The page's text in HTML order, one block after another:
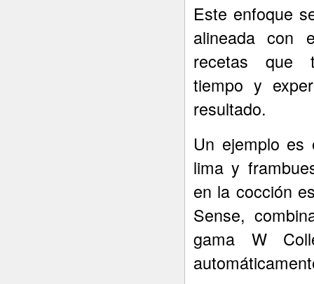
Este enfoque
alineada con
recetas que
tiempo y
resultado.
Un ejemplo es
lima y
en la cocción
Sense,
gama W